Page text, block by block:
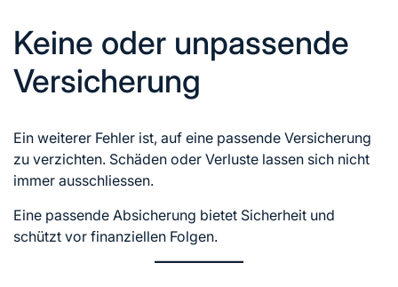
Keine oder unpassende
Versicherung
Ein weiterer Fehler ist, auf eine passende Versicherung
zu verzichten. Schäden oder Verluste lassen sich nicht
immer ausschliessen.
Eine passende Absicherung bietet Sicherheit und
schützt vor finanziellen Folgen.